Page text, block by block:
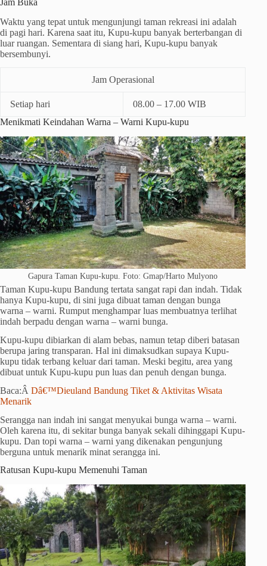
Jam Buka
Waktu yang tepat untuk mengunjungi taman rekreasi ini adalah
di pagi hari. Karena saat itu, Kupu-kupu banyak berterbangan di
luar ruangan. Sementara di siang hari, Kupu-kupu banyak
bersembunyi.
Jam Operasional
Setiap hari
08.00 – 17.00 WIB
Menikmati Keindahan Warna – Warni Kupu-kupu
Gapura Taman Kupu-kupu. Foto: Gmap/Harto Mulyono
Taman Kupu-kupu Bandung tertata sangat rapi dan indah. Tidak
hanya Kupu-kupu, di sini juga dibuat taman dengan bunga
warna – warni. Rumput menghampar luas membuatnya terlihat
indah berpadu dengan warna – warni bunga.
Kupu-kupu dibiarkan di alam bebas, namun tetap diberi batasan
berupa jaring transparan. Hal ini dimaksudkan supaya Kupu-
kupu tidak terbang keluar dari taman. Meski begitu, area yang
dibuat untuk Kupu-kupu pun luas dan penuh dengan bunga.
Baca:Â Dâ€™Dieuland Bandung Tiket & Aktivitas Wisata
Menarik
Serangga nan indah ini sangat menyukai bunga warna – warni.
Oleh karena itu, di sekitar bunga banyak sekali dihinggapi Kupu-
kupu. Dan topi warna – warni yang dikenakan pengunjung
berguna untuk menarik minat serangga ini.
Ratusan Kupu-kupu Memenuhi Taman